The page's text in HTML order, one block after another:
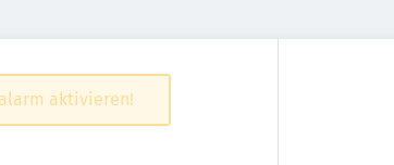
aktivieren!